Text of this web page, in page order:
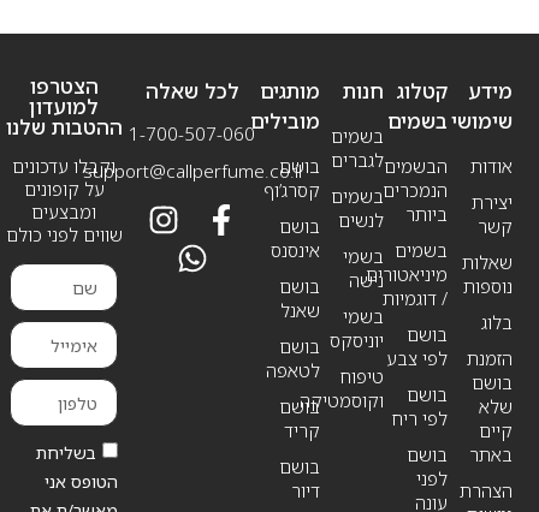
מידע
שימושי
אודות
יצירת
קשר
שאלות
נוספות
בלוג
הזמנת
בושם
שלא
קיים
באתר
הצהרת
חנות
בשמים
לגברים
בשמים
לנשים
בשמי
נישה
בשמי
יוניסקס
טיפוח
וקוסמטיקה
קטלוג
בשמים
הבשמים
הנמכרים
ביותר
בשמים
מיניאטורים
/ דוגמיות
בושם
לפי צבע
בושם
לפי ריח
בושם
לפני
עונה
מותגים
מובילים
בושם
קסרג’וף
בושם
אינסנס
בושם
שאנל
בושם
לטאפה
בושם
קריד
בושם
דיור
לכל שאלה
1-700-507-060
support@callperfume.co.il
הצטרפו
למועדון
ההטבות שלנו
וקבלו עדכונים
על קופונים
ומבצעים
שווים לפני כולם
בשליחת
הטופס אני